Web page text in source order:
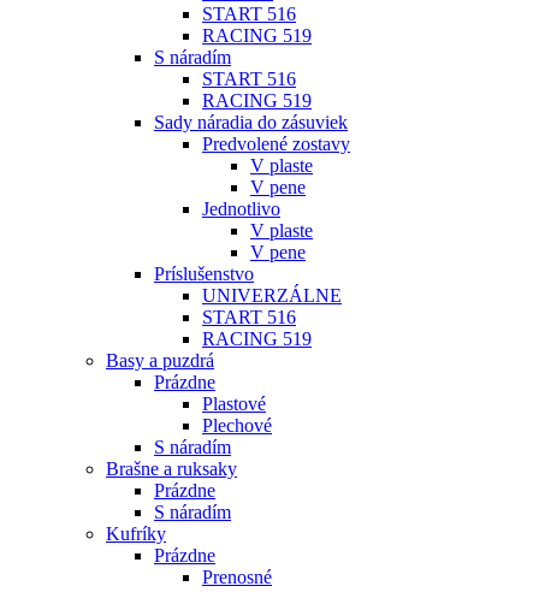
START 516
RACING 519
S náradím
START 516
RACING 519
Sady náradia do zásuviek
Predvolené zostavy
V plaste
V pene
Jednotlivo
V plaste
V pene
Príslušenstvo
UNIVERZÁLNE
START 516
RACING 519
Basy a puzdrá
Prázdne
Plastové
Plechové
S náradím
Brašne a ruksaky
Prázdne
S náradím
Kufríky
Prázdne
Prenosné